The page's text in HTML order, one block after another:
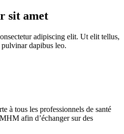
sit amet
adipiscing elit. Ut elit tellus,
dapibus leo.
à tous les professionnels de santé
afin d’échanger sur des